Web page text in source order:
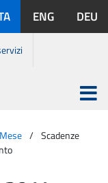
ENG DEU
Apri
menu
Mese
Scadenze